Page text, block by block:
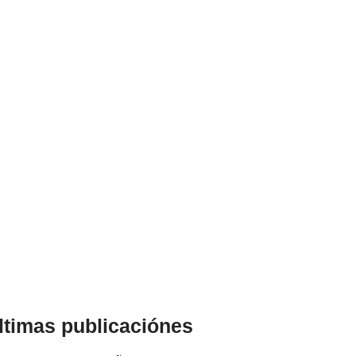
publicaciónes